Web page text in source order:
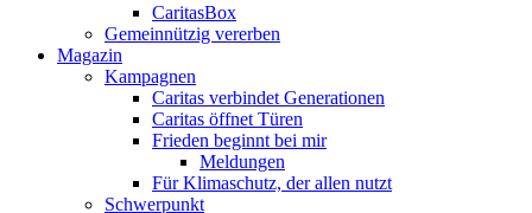
CaritasBox
Gemeinnützig vererben
Magazin
Kampagnen
Caritas verbindet Generationen
Caritas öffnet Türen
Frieden beginnt bei mir
Meldungen
Für Klimaschutz, der allen nutzt
Schwerpunkt